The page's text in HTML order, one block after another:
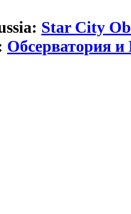
Star City
Обсерватория и